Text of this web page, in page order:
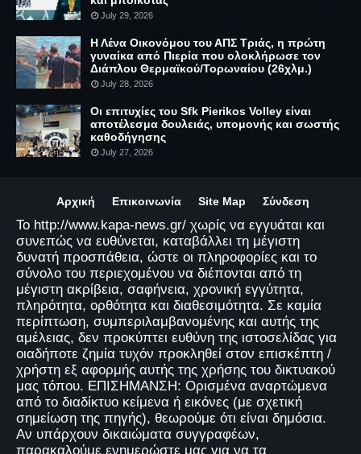
July 29, 2026
Η Λένα Οικονόμου του ΑΠΣ Τριάς, η πρώτη
γυναίκα από Πιερία που ολοκλήρωσε τον
Διάπλου Θερμαϊκού/Τορωναίου (26χλμ.)
July 28, 2026
Οι επιτυχίες του Sfk Pierikos Volley είναι
αποτέλεσμα δουλειάς, υπομονής και σωστής
καθοδήγησης
July 27, 2026
Αρχική Επικοινωνία Site Map Σύνδεση
Το http://www.kapa-news.gr/ χωρίς να εγγυάται και
συνεπώς να ευθύνεται, καταβάλλει τη μέγιστη
δυνατή προσπάθεια, ώστε οι πληροφορίες και το
σύνολο του περιεχομένου να διέπονται από τη
μέγιστη ακρίβεια, σαφήνεια, χρονική εγγύτητα,
πληρότητα, ορθότητα και διαθεσιμότητα. Σε καμία
περίπτωση, συμπεριλαμβανομένης και αυτής της
αμέλειας, δεν προκύπτει ευθύνη της ιστοσελίδας για
οιαδήποτε ζημία τυχόν προκληθεί στον επισκέπτη /
χρήστη εξ αφορμής αυτής της χρήσης του δικτυακού
μας τόπου. ΕΠΙΣΗΜΑΝΣΗ: Ορισμένα αναρτώμενα
από το διαδίκτυο κείμενα ή εικόνες (με σχετική
σημείωση της πηγής), θεωρούμε ότι είναι δημόσια.
Αν υπάρχουν δικαιώματα συγγραφέων,
παρακαλούμε ενημερώστε μας για να τα